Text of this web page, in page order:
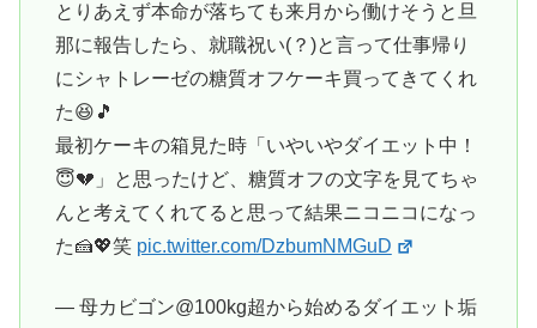
とりあえず本命が落ちても来月から働けそうと旦
那に報告したら、就職祝い(？)と言って仕事帰り
にシャトレーゼの糖質オフケーキ買ってきてくれ
た😆🎵
最初ケーキの箱見た時「いやいやダイエット中！
😇💔」と思ったけど、糖質オフの文字を見てちゃ
んと考えてくれてると思って結果ニコニコになっ
た🍰💖笑 pic.twitter.com/DzbumNMGuD
— 母カビゴン@100kg超から始めるダイエット垢